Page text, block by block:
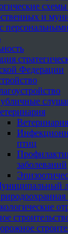
и
Федерации
Ветеринария
птиц
заболеваний